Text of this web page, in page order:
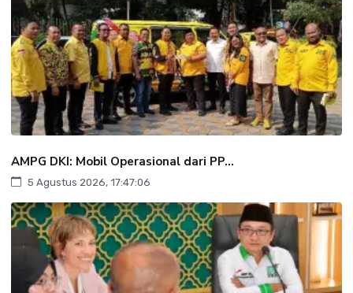
AMPG DKI: Mobil Operasional dari PP...
5 Agustus 2026, 17:47:06